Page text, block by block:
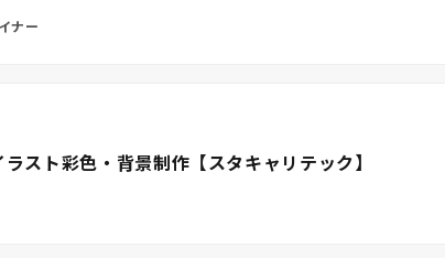
ナー
スト彩色・背景制作【スタキャリテック】